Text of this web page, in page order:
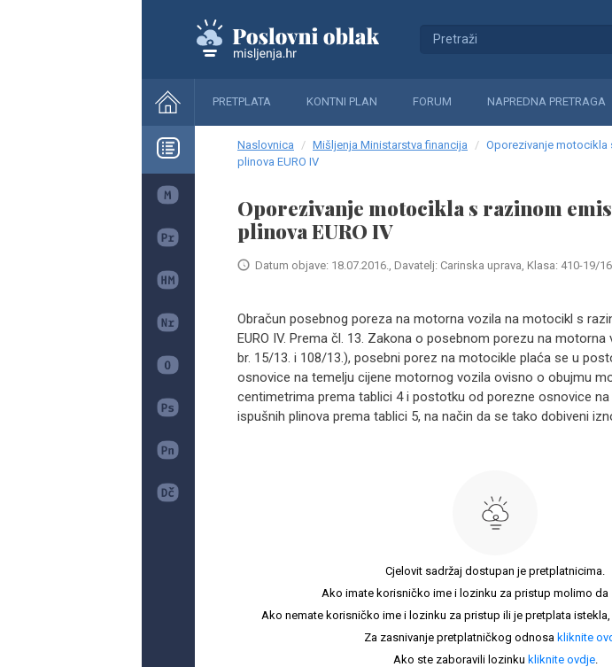
PRETPLATA KONTNI PLAN FORUM NAPREDNA PRETRAGA
Naslovnica Mišljenja Ministarstva financija
Oporezivanje motocikla
plinova EURO IV
Oporezivanje motocikla s razinom
plinova EURO IV
Datum objave: 18.07.2016., Davatelj: Carinska uprava, Klasa: 410-19/
Obračun posebnog poreza na motorna vozila na motocikl s
EURO IV. Prema čl. 13. Zakona o posebnom porezu na motorna
br. 15/13. i 108/13.), posebni porez na motocikle plaća se u
osnovice na temelju cijene motornog vozila ovisno o obujmu
centimetrima prema tablici 4 i postotku od porezne osnovice
ispušnih plinova prema tablici 5, na način da se tako dobiveni
Cjelovit sadržaj dostupan je pretplatnicima.
Ako imate korisničko ime i lozinku za pristup molimo da
Ako nemate korisničko ime i lozinku za pristup ili je pretplata
Za zasnivanje pretplatničkog odnosa kliknite
Ako ste zaboravili lozinku kliknite ovdje.